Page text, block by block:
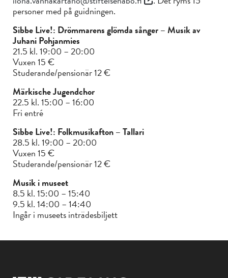
personer med på guidningen.
Sibbe Live!: Drömmarens glömda sånger – Musik av
Juhani Pohjanmies
21.5 kl. 19:00 – 20:00
Vuxen 15 €
Studerande/pensionär 12 €
Märkische Jugendchor
22.5 kl. 15:00 – 16:00
Fri entré
Sibbe Live!: Folkmusikafton – Tallari
28.5 kl. 19:00 – 20:00
Vuxen 15 €
Studerande/pensionär 12 €
Musik i museet
8.5 kl. 15:00 – 15:40
9.5 kl. 14:00 – 14:40
Ingår i museets inträdesbiljett